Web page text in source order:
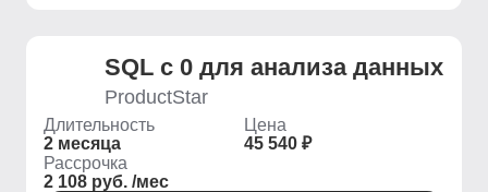
SQL с 0 для анализа данных
ProductStar
Длительность
2 месяца
Цена
45 540 ₽
Рассрочка
2 108 руб. /мес